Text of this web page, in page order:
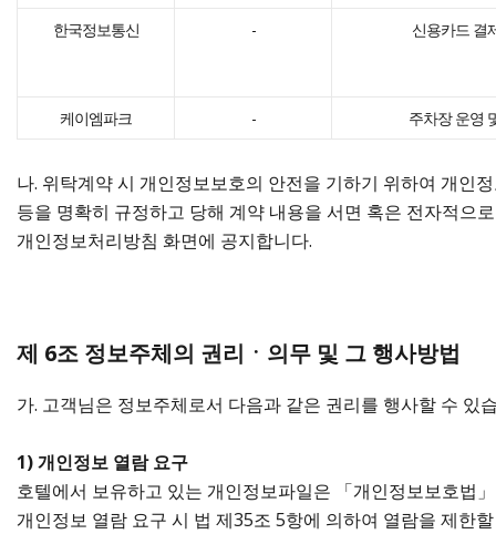
한국정보통신
- 신용카드 결
케이엠파크 - 주차장 운영
나. 위탁계약 시 개인정보보호의 안전을 기하기 위하여 개인
등을 명확히 규정하고 당해 계약 내용을 서면 혹은 전자적으
개인정보처리방침 화면에 공지합니다.
제 6조 정보주체의 권리ㆍ의무 및 그 행사방법
가. 고객님은 정보주체로서 다음과 같은 권리를 행사할 수 있
1) 개인정보 열람 요구
호텔에서 보유하고 있는 개인정보파일은 「개인정보보호법
개인정보 열람 요구 시 법 제35조 5항에 의하여 열람을 제한